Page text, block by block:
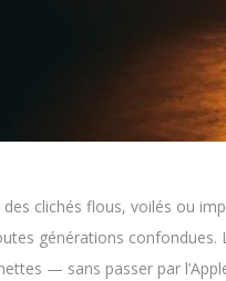
clichés flous, voilés ou
générations
— sans passer par